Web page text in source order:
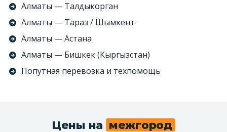
Алматы — Талдыкорган
Алматы — Тараз / Шымкент
Алматы — Астана
Алматы — Бишкек (Кыргызстан)
Попутная перевозка и техпомощь
Цены на межгород